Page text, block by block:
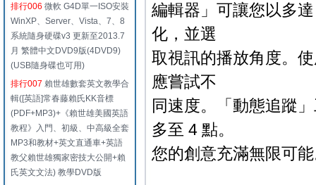
排行006 微軟 G4D單一ISO安裝
WinXP、Server、Vista、7、8
系統隨身硬碟v3 更新至2013.7
月 繁體中文DVD9版(4DVD9)
(USB隨身碟也可用)
排行007 賴世雄數套英文教學合
輯([英語]常春藤賴氏KK音標
(PDF+MP3)+《賴世雄美國英語
教程》入門、初級、中高級全套
MP3和教材+英文直通車+英語
教父賴世雄獨家密技大公開+賴
氏英文文法) 教學DVD版
編輯器」可讓您以多
化，並選
取視訊的播放角度。
應嘗試不
同速度。「動態追蹤
多至 4 點。
您的創意充滿無限可